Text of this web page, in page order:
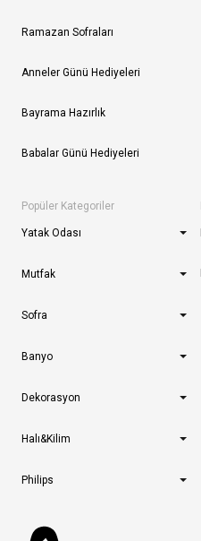
Ramazan Sofraları
Anneler Günü Hediyeleri
Bayrama Hazırlık
Babalar Günü Hediyeleri
Popüler Kategoriler
Yatak Odası
Mutfak
Sofra
Banyo
Dekorasyon
Halı&Kilim
Philips